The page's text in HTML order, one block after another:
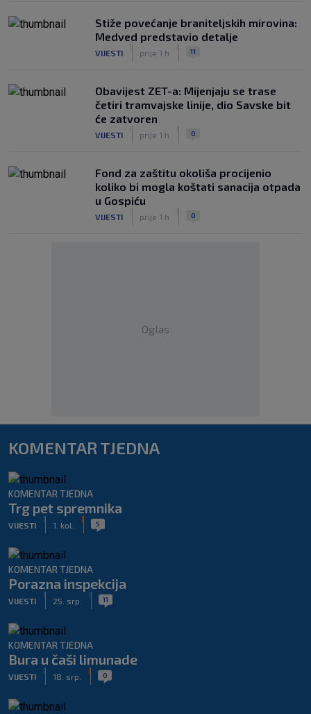
Stiže povećanje braniteljskih mirovina:
Medved predstavio detalje
VIJESTI prije 1 h 11
Obavijest ZET-a: Mijenjaju se trase
četiri tramvajske linije, dio Savske bit
će zatvoren
VIJESTI prije 1 h 0
Fond za zaštitu okoliša procijenio
koliko bi mogla koštati sanacija otpada
u Gospiću
VIJESTI prije 1 h 0
Oglas
KOMENTAR TJEDNA
KOMENTAR TJEDNA
Trg pet spremnika
VIJESTI 1. kol. 5
KOMENTAR TJEDNA
Porazna inspekcija
VIJESTI 25. srp. 11
KOMENTAR TJEDNA
Bura u čaši limunade
VIJESTI 18. srp. 0